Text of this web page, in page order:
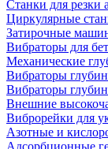
Станки для резки
Циркулярные
Затирочные
Вибраторы для
Механические
Вибраторы
Вибраторы
Внешние
Виброрейки для
Азотные и
Адсорбционные